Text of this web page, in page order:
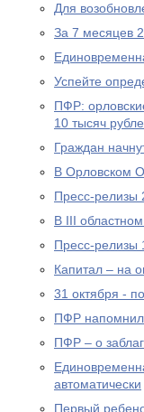
Для
За 7 месяцев
Успейте
ПФР:
10 тысяч
Граждан
В Орловском
Пресс-релизы
В III
Пресс-релизы
Капитал – на
31 октября -
ПФР напомнил
ПФР – о
автоматически
Первый